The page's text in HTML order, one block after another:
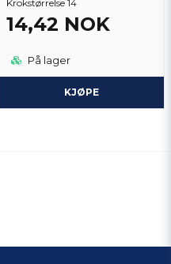
Krokstørrelse 14
14,42 NOK
På lager
KJØPE